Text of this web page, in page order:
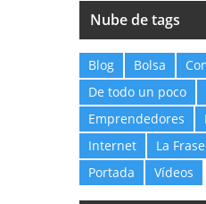
Nube de tags
Blog Bolsa
De todo un poco
Emprendedores
Internet
La Frase
Portada
Vídeos